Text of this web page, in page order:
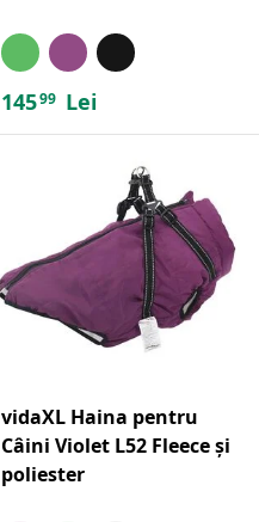
14599 Lei
vidaXL Haina pentru
Câini Violet L52 Fleece și
poliester